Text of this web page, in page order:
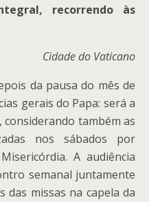
recorrendo às
Cidade do Vaticano
da pausa do mês de
gerais do Papa: será a
considerando também as
nos sábados por
A audiência
semanal juntamente
das missas na capela da